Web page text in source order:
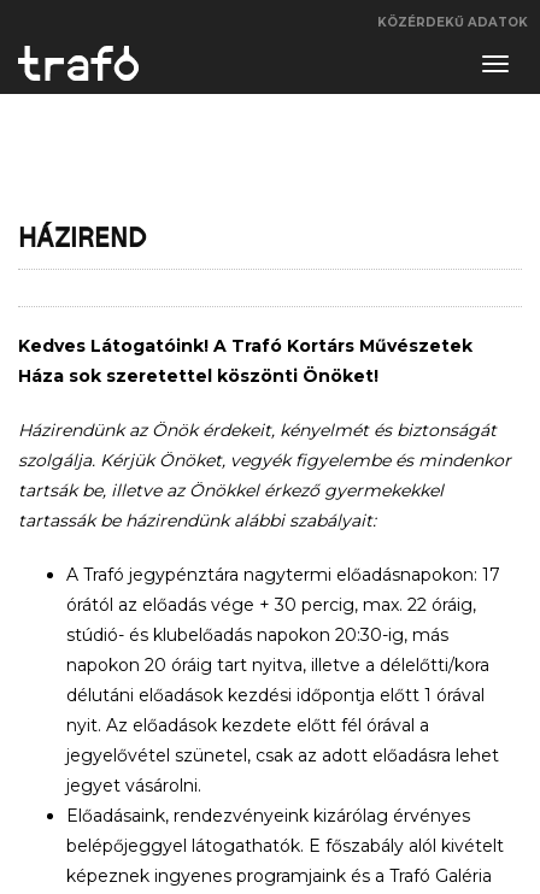
KÖZÉRDEKŰ ADATOK
HÁZIREND
Kedves Látogatóink! A Trafó Kortárs Művészetek
Háza sok szeretettel köszönti Önöket!
Házirendünk az Önök érdekeit, kényelmét és biztonságát
szolgálja. Kérjük Önöket, vegyék figyelembe és mindenkor
tartsák be, illetve az Önökkel érkező gyermekekkel
tartassák be házirendünk alábbi szabályait:
A Trafó jegypénztára nagytermi előadásnapokon: 17
órától az előadás vége + 30 percig, max. 22 óráig,
stúdió- és klubelőadás napokon 20:30-ig, más
napokon 20 óráig tart nyitva, illetve a délelőtti/kora
délutáni előadások kezdési időpontja előtt 1 órával
nyit. Az előadások kezdete előtt fél órával a
jegyelővétel szünetel, csak az adott előadásra lehet
jegyet vásárolni.
Előadásaink, rendezvényeink kizárólag érvényes
belépőjeggyel látogathatók. E főszabály alól kivételt
képeznek ingyenes programjaink és a Trafó Galéria